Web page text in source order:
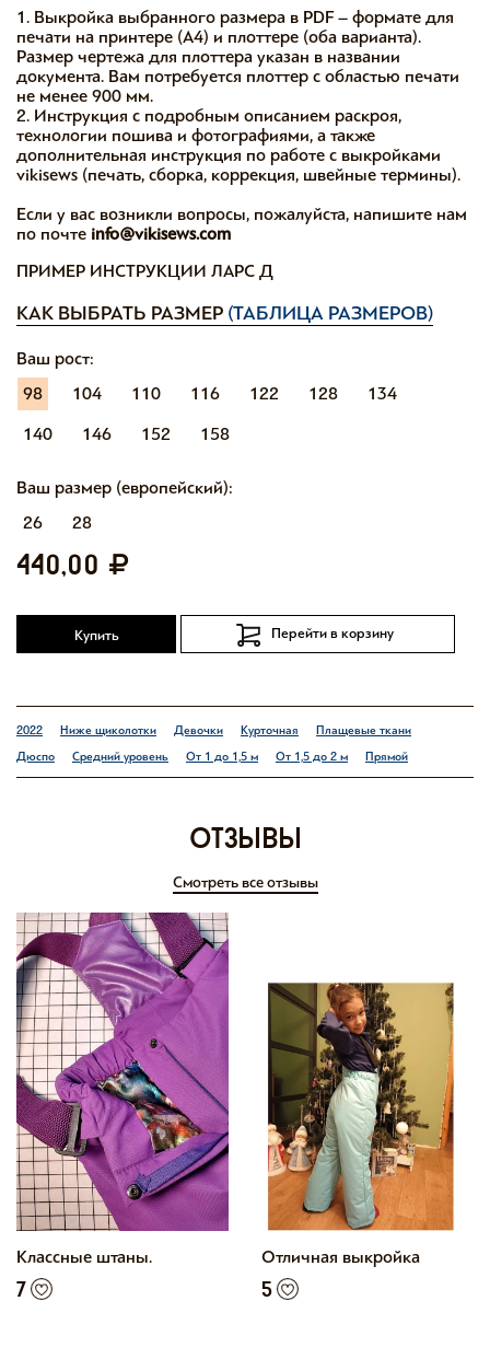
1. Выкройка выбранного размера в PDF – формате для
печати на принтере (А4) и плоттере (оба варианта).
Размер чертежа для плоттера указан в названии
документа. Вам потребуется плоттер с областью печати
не менее 900 мм.
2. Инструкция с подробным описанием раскроя,
технологии пошива и фотографиями, а также
дополнительная инструкция по работе с выкройками
vikisews (печать, сборка, коррекция, швейные термины).
Если у вас возникли вопросы, пожалуйста, напишите нам
по почте info@vikisews.com
ПРИМЕР ИНСТРУКЦИИ ЛАРС Д
КАК ВЫБРАТЬ РАЗМЕР (ТАБЛИЦА РАЗМЕРОВ)
Ваш рост:
98
104 110 116 122 128
134
140
146 152 158
Ваш размер (европейский):
26
28
440,00
Купить Перейти в корзину
2022 Ниже щиколотки Девочки Курточная
Плащевые ткани
Дюспо
Средний уровень От 1 до 1,5 м От 1,5 до 2 м Прямой
отзывы
Смотреть все отзывы
Классные штаны.
7
Отличная выкройка
5